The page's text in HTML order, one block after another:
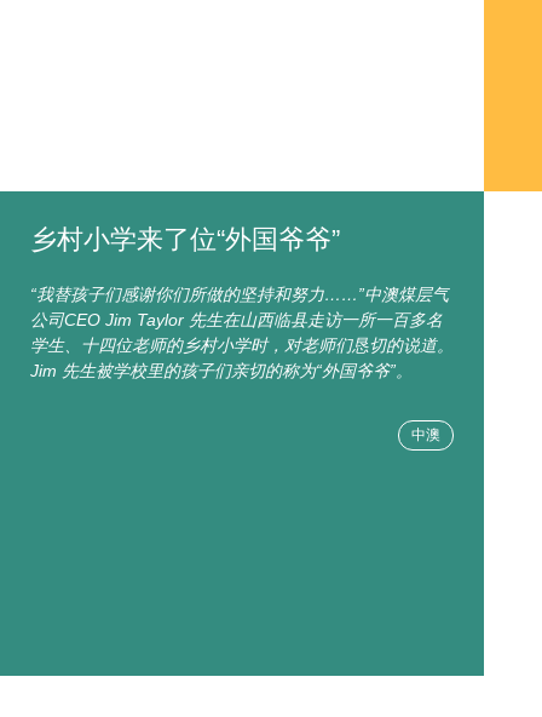
乡村小学来了位“外国爷爷”
“我替孩子们感谢你们所做的坚持和努力……”中澳煤层气
公司CEO Jim Taylor 先生在山西临县走访一所一百多名
学生、十四位老师的乡村小学时，对老师们恳切的说道。
Jim 先生被学校里的孩子们亲切的称为“外国爷爷”。
中澳